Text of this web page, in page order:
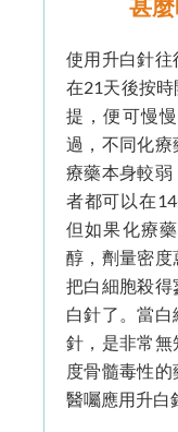
甚
使用升白針
在21天後按
提，便可慢
過，不同化
療藥本身較弱
者都可以在
但如果化療
醇，劑量密
把白細胞殺
白針了。當
針，是非常無
度骨髓毒性
醫囑應用升白